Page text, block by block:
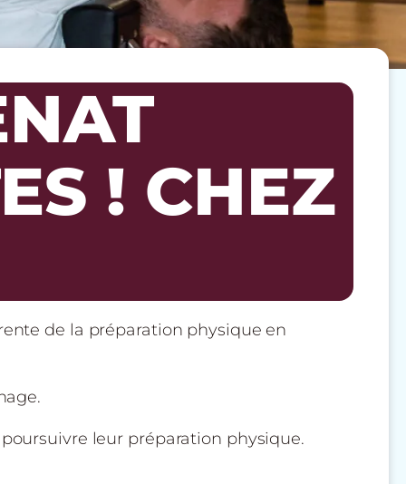
! CHEZ
de la préparation physique en
leur préparation physique.